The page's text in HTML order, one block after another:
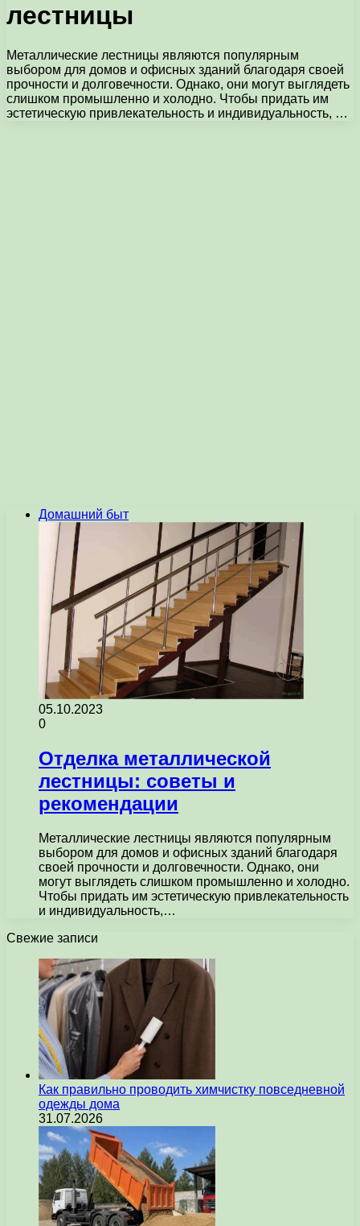
лестницы
Металлические лестницы являются популярным
выбором для домов и офисных зданий благодаря своей
прочности и долговечности. Однако, они могут выглядеть
слишком промышленно и холодно. Чтобы придать им
эстетическую привлекательность и индивидуальность, …
Домашний быт
05.10.2023
0
Отделка металлической
лестницы: советы и
рекомендации
Металлические лестницы являются популярным
выбором для домов и офисных зданий благодаря
своей прочности и долговечности. Однако, они
могут выглядеть слишком промышленно и холодно.
Чтобы придать им эстетическую привлекательность
и индивидуальность,…
Свежие записи
Как правильно проводить химчистку повседневной
одежды дома
31.07.2026